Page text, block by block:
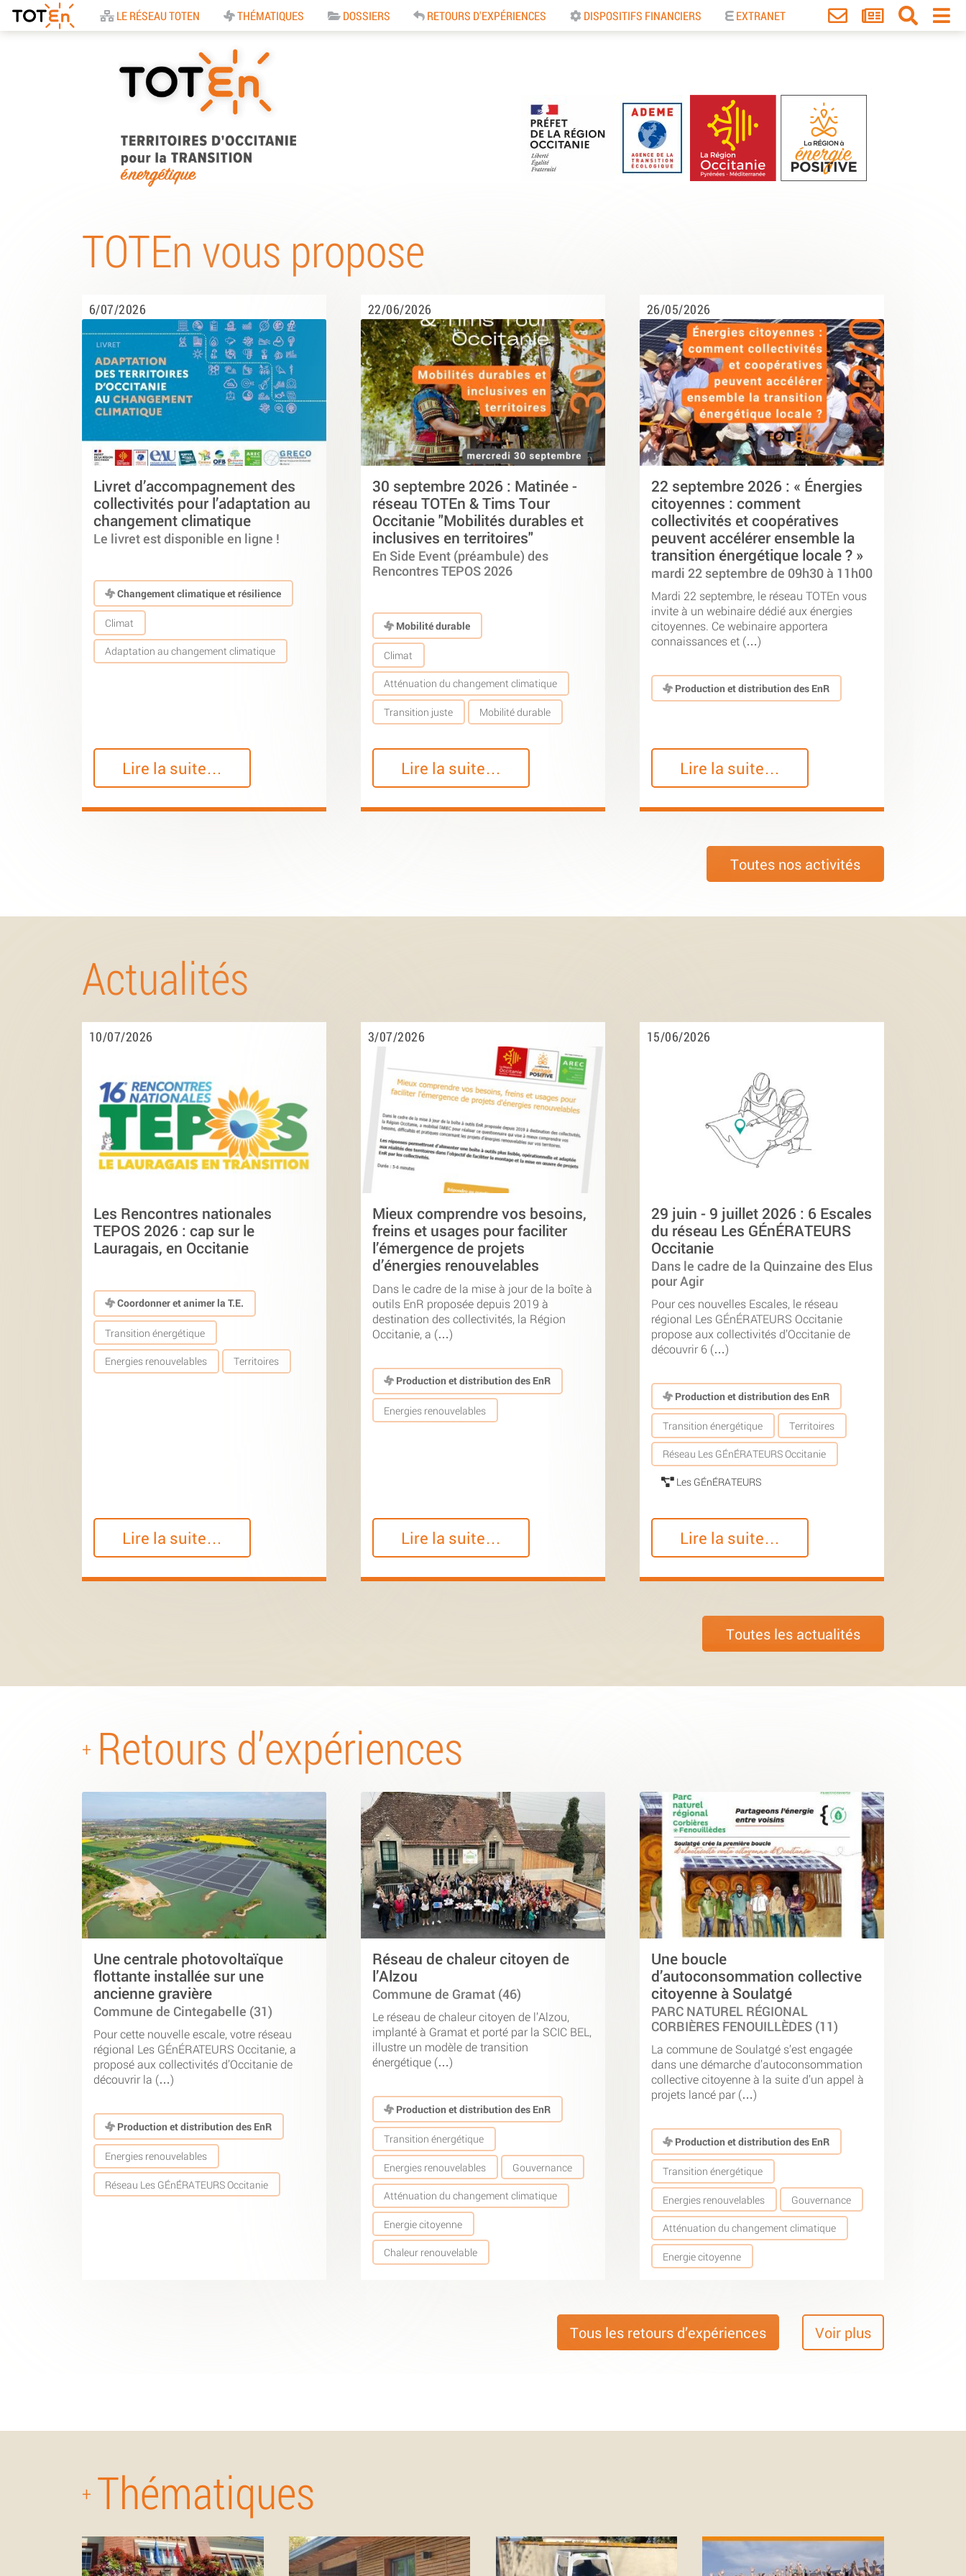
Accueil
LE RÉSEAU TOTEN THÉMATIQUES DOSSIERS RETOURS D'EXPÉRIENCES DISPOSITIFS FINANCIERS EXTRANET
Territoires d’Occitanie
pour la Transition
Energétique
TOTEn vous propose
6/07/2026
Livret d’accompagnement des
collectivités pour l’adaptation au
changement climatique
Le livret est disponible en ligne !
Changement climatique et résilience
Climat
Adaptation au changement climatique
Lire la suite…
22/06/2026
30 septembre 2026 : Matinée -
réseau TOTEn & Tims Tour
Occitanie "Mobilités durables et
inclusives en territoires"
En Side Event (préambule) des
Rencontres TEPOS 2026
Mobilité durable
Climat
Atténuation du changement climatique
Transition juste Mobilité durable
Lire la suite…
26/05/2026
22 septembre 2026 : « Énergies
citoyennes : comment
collectivités et coopératives
peuvent accélérer ensemble la
transition énergétique locale ? »
mardi 22 septembre de 09h30 à 11h00
Mardi 22 septembre, le réseau TOTEn vous
invite à un webinaire dédié aux énergies
citoyennes. Ce webinaire apportera
connaissances et (…)
Production et distribution des EnR
Lire la suite…
Toutes nos activités
Actualités
10/07/2026
Les Rencontres nationales
TEPOS 2026 : cap sur le
Lauragais, en Occitanie
Coordonner et animer la T.E.
Transition énergétique
Energies renouvelables Territoires
Lire la suite…
3/07/2026
Mieux comprendre vos besoins,
freins et usages pour faciliter
l’émergence de projets
d’énergies renouvelables
Dans le cadre de la mise à jour de la boîte à
outils EnR proposée depuis 2019 à
destination des collectivités, la Région
Occitanie, a (…)
Production et distribution des EnR
Energies renouvelables
Lire la suite…
15/06/2026
29 juin - 9 juillet 2026 : 6 Escales
du réseau Les GÉnÉRATEURS
Occitanie
Dans le cadre de la Quinzaine des Elus
pour Agir
Pour ces nouvelles Escales, le réseau
régional Les GÉnÉRATEURS Occitanie
propose aux collectivités d’Occitanie de
découvrir 6 (…)
Production et distribution des EnR
Transition énergétique Territoires
Réseau Les GÉnÉRATEURS Occitanie
Les GÉnÉRATEURS
Lire la suite…
Toutes les actualités
+ Retours d’expériences
Une centrale photovoltaïque
flottante installée sur une
ancienne gravière
Commune de Cintegabelle (31)
Pour cette nouvelle escale, votre réseau
régional Les GÉnÉRATEURS Occitanie, a
proposé aux collectivités d’Occitanie de
découvrir la (…)
Production et distribution des EnR
Energies renouvelables
Réseau Les GÉnÉRATEURS Occitanie
Réseau de chaleur citoyen de
l’Alzou
Commune de Gramat (46)
Le réseau de chaleur citoyen de l’Alzou,
implanté à Gramat et porté par la SCIC BEL,
illustre un modèle de transition
énergétique (…)
Production et distribution des EnR
Transition énergétique
Energies renouvelables Gouvernance
Atténuation du changement climatique
Energie citoyenne
Chaleur renouvelable
Une boucle
d’autoconsommation collective
citoyenne à Soulatgé
PARC NATUREL RÉGIONAL
CORBIÈRES FENOUILLÈDES (11)
La commune de Soulatgé s’est engagée
dans une démarche d’autoconsommation
collective citoyenne à la suite d’un appel à
projets lancé par (…)
Production et distribution des EnR
Transition énergétique
Energies renouvelables Gouvernance
Atténuation du changement climatique
Energie citoyenne
Tous les retours d’expériences Voir plus
+ Thématiques